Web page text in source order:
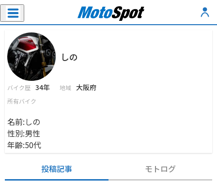
しの
バイク歴 34年 地域 大阪府
所有バイク
名前:しの
性別:男性
年齢:50代
投稿記事 モトログ